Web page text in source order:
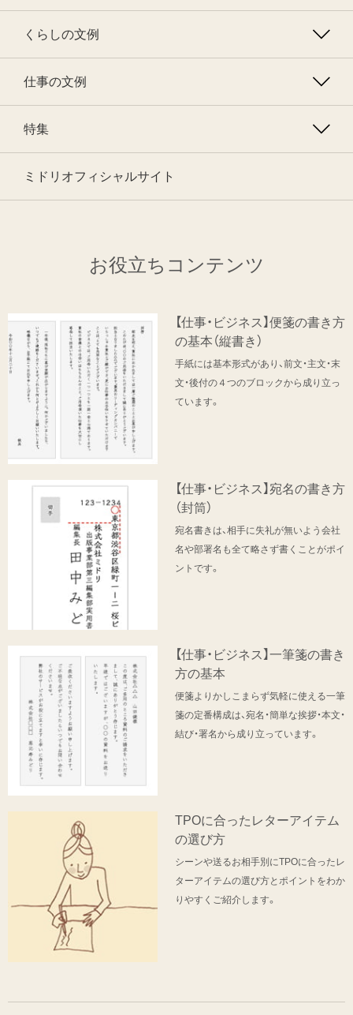
くらしの文例
仕事の文例
特集
ミドリオフィシャルサイト
お役立ちコンテンツ
【仕事・ビジネス】便箋の書き方
の基本（縦書き）
手紙には基本形式があり、前文・主文・末
文・後付の４つのブロックから成り立っ
ています。
【仕事・ビジネス】宛名の書き方
（封筒）
宛名書きは、相手に失礼が無いよう会社
名や部署名も全て略さず書くことがポイ
ントです。
【仕事・ビジネス】一筆箋の書き
方の基本
便箋よりかしこまらず気軽に使える一筆
箋の定番構成は、宛名・簡単な挨拶・本文・
結び・署名から成り立っています。
TPOに合ったレターアイテム
の選び方
シーンや送るお相手別にTPOに合ったレ
ターアイテムの選び方とポイントをわか
りやすくご紹介します。